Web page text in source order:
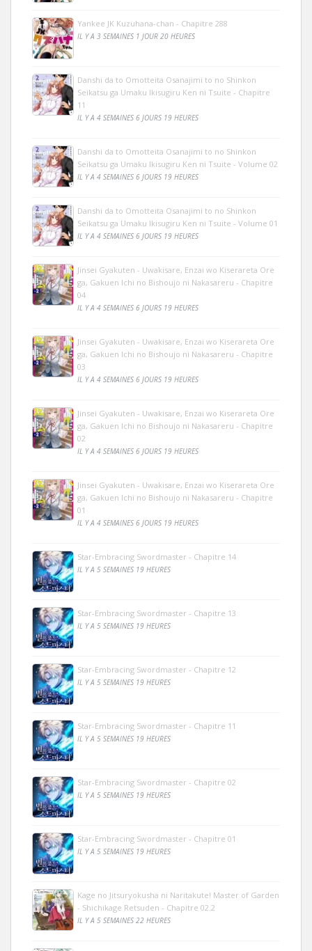
Yankee JK Kuzuhana-chan - Chapitre 288
IL Y A 3 SEMAINES 1 JOUR 20 HEURES
Danshi da to Omotteita Osanajimi to no Shinkon
Seikatsu ga Umaku Ikisugiru Ken ni Tsuite - Chapitre
11
IL Y A 4 SEMAINES 6 JOURS 19 HEURES
Danshi da to Omotteita Osanajimi to no Shinkon
Seikatsu ga Umaku Ikisugiru Ken ni Tsuite - Volume 02
IL Y A 4 SEMAINES 6 JOURS 19 HEURES
Danshi da to Omotteita Osanajimi to no Shinkon
Seikatsu ga Umaku Ikisugiru Ken ni Tsuite - Volume 01
IL Y A 4 SEMAINES 6 JOURS 19 HEURES
Jinsei Gyakuten - Uwakisare, Enzai wo Kiserareta Ore
ga, Gakuen Ichi no Bishoujo ni Nakasareru - Chapitre
04
IL Y A 4 SEMAINES 6 JOURS 19 HEURES
Jinsei Gyakuten - Uwakisare, Enzai wo Kiserareta Ore
ga, Gakuen Ichi no Bishoujo ni Nakasareru - Chapitre
03
IL Y A 4 SEMAINES 6 JOURS 19 HEURES
Jinsei Gyakuten - Uwakisare, Enzai wo Kiserareta Ore
ga, Gakuen Ichi no Bishoujo ni Nakasareru - Chapitre
02
IL Y A 4 SEMAINES 6 JOURS 19 HEURES
Jinsei Gyakuten - Uwakisare, Enzai wo Kiserareta Ore
ga, Gakuen Ichi no Bishoujo ni Nakasareru - Chapitre
01
IL Y A 4 SEMAINES 6 JOURS 19 HEURES
Star-Embracing Swordmaster - Chapitre 14
IL Y A 5 SEMAINES 19 HEURES
Star-Embracing Swordmaster - Chapitre 13
IL Y A 5 SEMAINES 19 HEURES
Star-Embracing Swordmaster - Chapitre 12
IL Y A 5 SEMAINES 19 HEURES
Star-Embracing Swordmaster - Chapitre 11
IL Y A 5 SEMAINES 19 HEURES
Star-Embracing Swordmaster - Chapitre 02
IL Y A 5 SEMAINES 19 HEURES
Star-Embracing Swordmaster - Chapitre 01
IL Y A 5 SEMAINES 19 HEURES
Kage no Jitsuryokusha ni Naritakute! Master of Garden
- Shichikage Retsuden - Chapitre 02.2
IL Y A 5 SEMAINES 22 HEURES